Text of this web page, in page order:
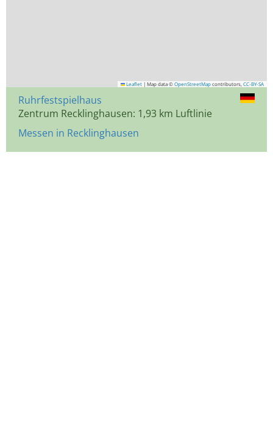
Leaflet | Map data © OpenStreetMap contributors, CC-BY-SA
Ruhrfestspielhaus
Zentrum Recklinghausen: 1,93 km Luftlinie
Messen in Recklinghausen